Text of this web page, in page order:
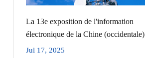
La 13e exposition de l'information
électronique de la Chine (occidentale)
Jul 17, 2025